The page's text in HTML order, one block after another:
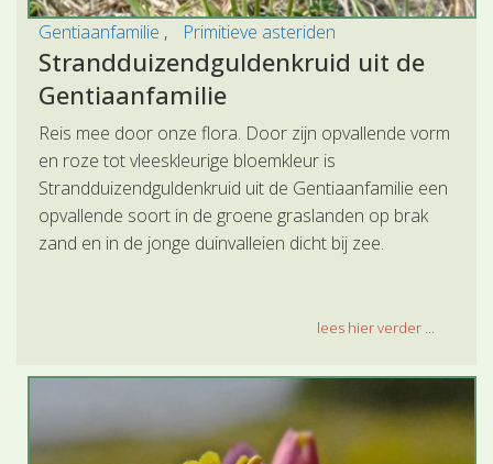
Gentiaanfamilie Primitieve asteriden
Strandduizendguldenkruid uit de
Gentiaanfamilie
Reis mee door onze flora. Door zijn opvallende vorm
en roze tot vleeskleurige bloemkleur is
Strandduizendguldenkruid uit de Gentiaanfamilie een
opvallende soort in de groene graslanden op brak
zand en in de jonge duinvalleien dicht bij zee.
lees hier verder ...